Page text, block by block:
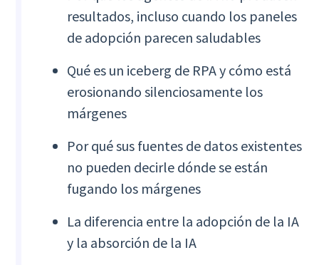
resultados, incluso cuando los paneles
de adopción parecen saludables
Qué es un iceberg de RPA y cómo está
erosionando silenciosamente los
márgenes
Por qué sus fuentes de datos existentes
no pueden decirle dónde se están
fugando los márgenes
La diferencia entre la adopción de la IA
y la absorción de la IA